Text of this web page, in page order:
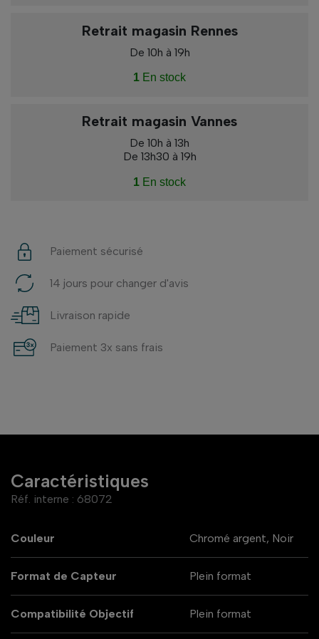
Retrait magasin Rennes
De 10h à 19h
1 En stock
Retrait magasin Vannes
De 10h à 13h
De 13h30 à 19h
1 En stock
Paiement sécurisé
14 jours pour changer d'avis
Livraison rapide
Paiement 3x sans frais
Caractéristiques
Réf. interne : 68072
Couleur Chromé argent, Noir
Format de Capteur Plein format
Compatibilité Objectif Plein format